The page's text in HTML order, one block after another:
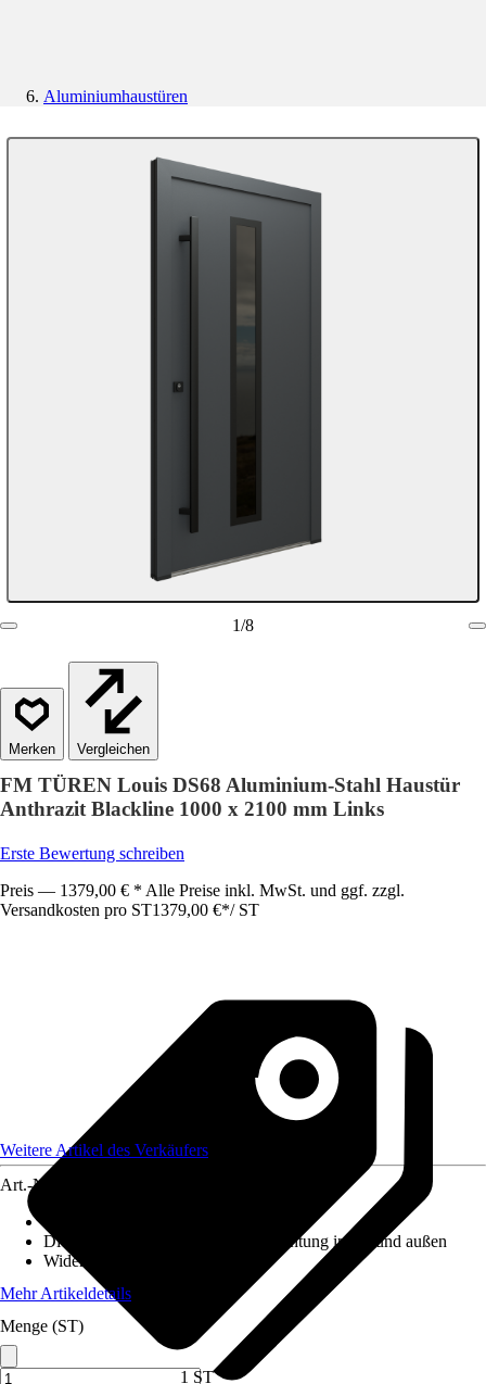
Aluminiumhaustüren
1/8
Vergleichen
FM TÜREN Louis DS68 Aluminium-Stahl Haustür
Anthrazit Blackline 1000 x 2100 mm Links
Erste Bewertung schreiben
Preis — 1379,00 € * Alle Preise inkl. MwSt. und ggf. zzgl.
Versandkosten pro ST1379,00 €*/ ST
Weitere Artikel des Verkäufers
Art.-Nr.
Dichtung
Umlaufende Anschlagdichtung innen und außen
Widerstandsklasse
Mehr Artikeldetails
Menge (ST)
1 ST